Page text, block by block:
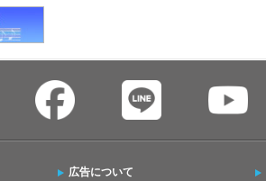
広告について